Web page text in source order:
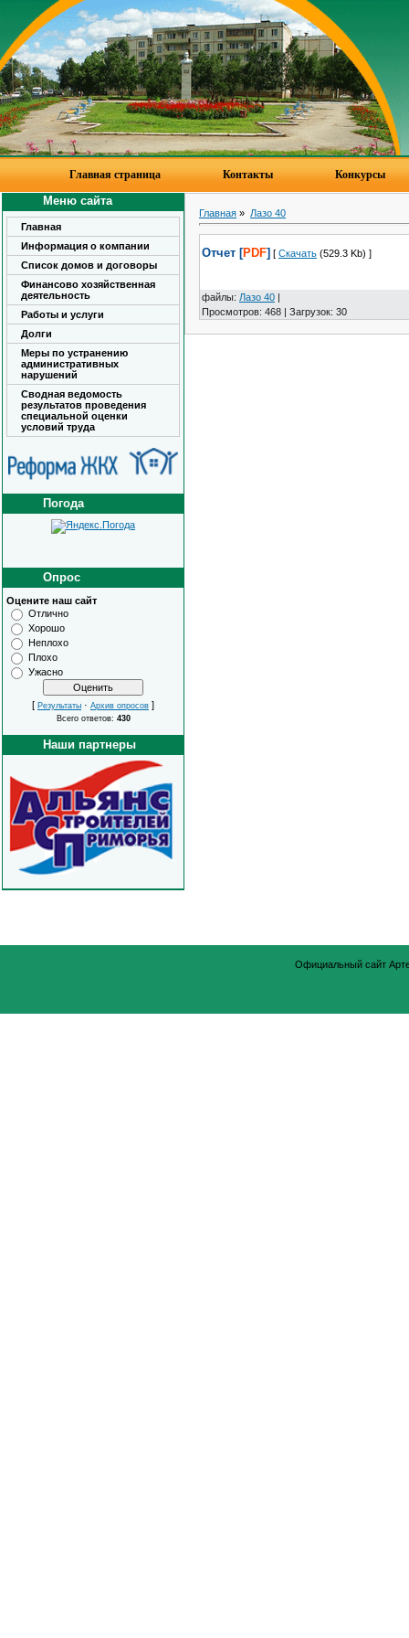
Главная страница Контакты Конкурсы
Меню сайта
Главная
Информация о компании
Список домов и договоры
Финансово хозяйственная
деятельность
Работы и услуги
Долги
Меры по устранению
административных
нарушений
Сводная ведомость
результатов проведения
специальной оценки
условий труда
Погода
Опрос
Оцените наш сайт
Отлично
Хорошо
Неплохо
Плохо
Ужасно
[ Результаты · Архив опросов ]
Всего ответов: 430
Наши партнеры
Главная » Лазо 40
Отчет [PDF] [ Скачать (529.3 Kb) ]
файлы: Лазо 40 |
Просмотров: 468 | Загрузок: 30
Официальный сайт